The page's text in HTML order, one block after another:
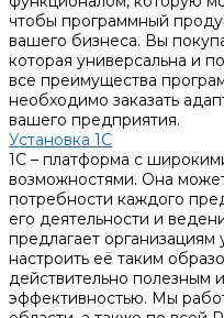
чтобы программный
вашего бизнеса. Вы
которая универсальна и
все преимущества
необходимо заказать
вашего предприятия.
Установка 1С
1С – платформа с
возможностями. Она
потребности каждого
его деятельности и
предлагает организациям
настроить её таким
действительно полезным
эффективностью. Мы